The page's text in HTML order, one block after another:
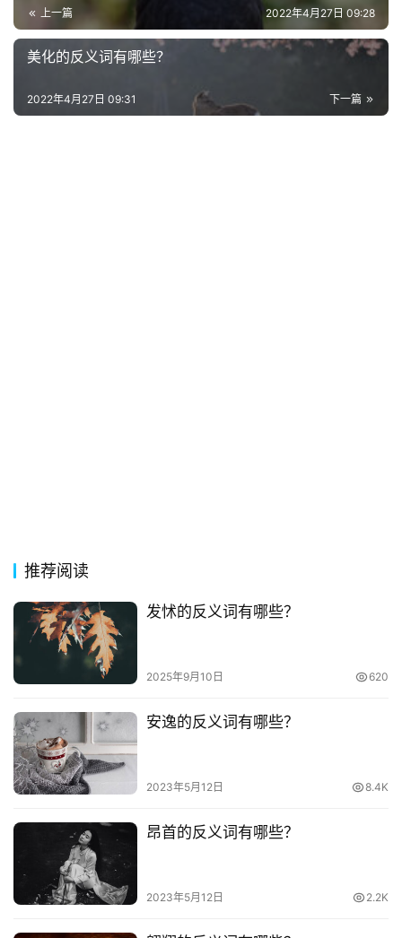
电
台
词
上一篇 2022年4月27日 09:28
美化的反义词有哪些？
下一篇
2022年4月27日 09:31
推荐阅读
发怵的反义词有哪些？
2025年9月10日 620
安逸的反义词有哪些？
2023年5月12日 8.4K
昂首的反义词有哪些？
2023年5月12日 2.2K